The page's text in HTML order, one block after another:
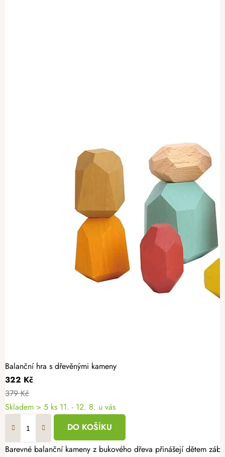
Balanční hra s dřevěnými kameny
322 Kč
379 Kč
Skladem > 5 ks 11. - 12. 8. u vás
DO KOŠÍKU
Barevné balanční kameny z bukového dřeva přinášejí dětem